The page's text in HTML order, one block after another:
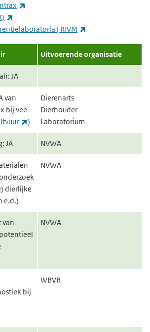
| RIVM
Uitvoerende organisatie
JA
van
bij vee
(externe link)
)
Dierenarts
Dierhouder
Laboratorium
JA NVWA
dierlijke
e.d.)
NVWA
van
NVWA
bij
WBVR